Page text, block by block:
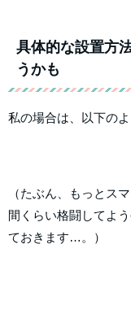
具体的な設置方
うかも
私の場合は、以下の
（たぶん、もっとス
間くらい格闘してよ
ておきます…。）